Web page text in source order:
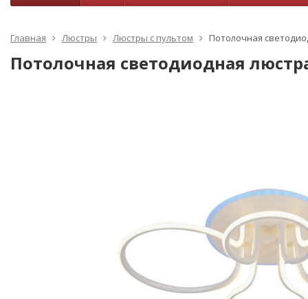
Главная Люстры Люстры с пультом Потолочная
Потолочная светодиодная